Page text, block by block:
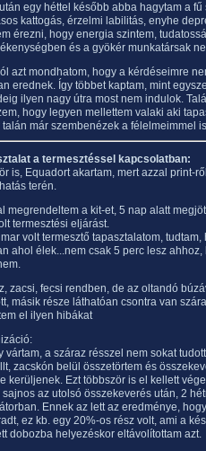
egy héttel később abba hagytam a
kattogás, érzelmi labilitás, enyhe
érezni, hogy energia szintem,
és a gyökér munkatársak
azt mondhatom, hogy a kérdéseimre
erednek. Így többet kaptam, mint
ilyen nagy útra most nem indulok.
hogy legyen mellettem valaki aki
talán már szembenézek a félelmeimmel
a termesztéssel kapcsolatban:
is, Equadort akartam, mert azzal print-
terén.
megrendeltem a kit-et, 5 nap alatt
termesztési eljárást.
mar volt termesztő tapasztalatom,
ahol élek...nem csak 5 perc lesz
zacsi, fecsi rendben, de az oltandó
másik része láthatóan csontra van
el ilyen hibákat
vártam, a száraz résszel nem sokat
zacskón belül összetörtem és
kerüljenek. Ezt többször is el kellett
sajnos az utolsó összekeverés után, 2
Ennek az lett az eredménye,
ez kb. egy 20%-os rész volt, ami a
dobozba helyezéskor eltávolítottam azt.